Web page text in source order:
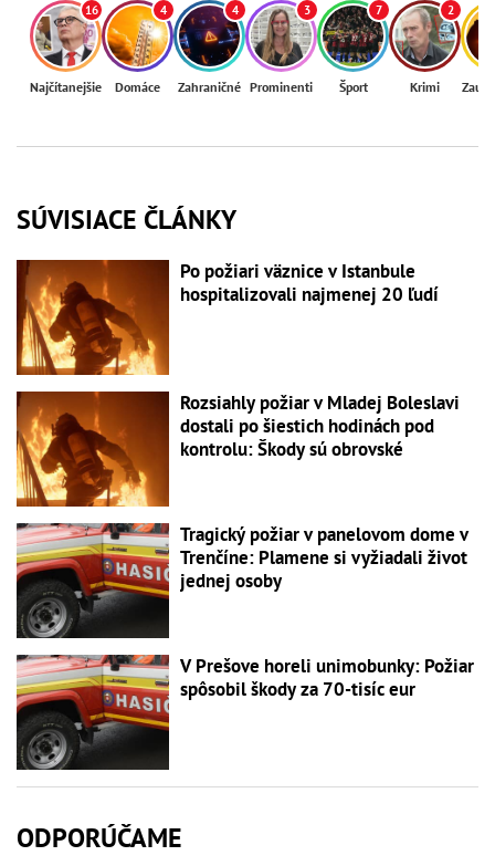
16
Najčítanejšie
4
Domáce
4
Zahraničné
3
Prominenti
7
Šport
2
Krimi
SÚVISIACE ČLÁNKY
Po požiari väznice v Istanbule
hospitalizovali najmenej 20 ľudí
Rozsiahly požiar v Mladej Boleslavi
dostali po šiestich hodinách pod
kontrolu: Škody sú obrovské
Tragický požiar v panelovom dome v
Trenčíne: Plamene si vyžiadali život
jednej osoby
V Prešove horeli unimobunky: Požiar
spôsobil škody za 70-tisíc eur
ODPORÚČAME